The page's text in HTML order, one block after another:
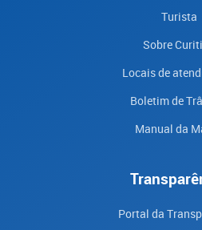
Turista
Sobre
Locais de
Boletim de
Manual da
Portal da